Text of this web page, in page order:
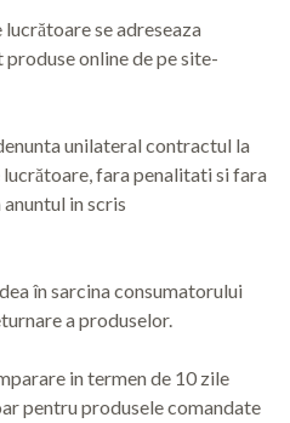
se adreseaza
online de pe site-
unilateral contractul la
fara penalitati si fara
in scris
în sarcina consumatorului
a produselor.
in termen de 10 zile
pentru produsele comandate